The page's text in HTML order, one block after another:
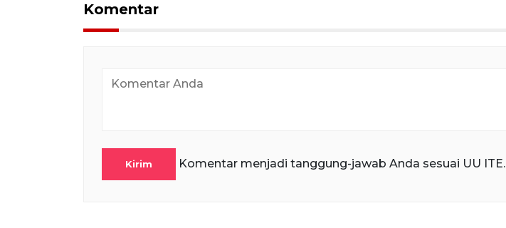
Komentar
Kirim Komentar menjadi tanggung-jawab Anda sesuai UU ITE.